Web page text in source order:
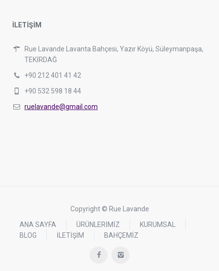
İLETİŞİM
Rue Lavande Lavanta Bahçesi, Yazır Köyü, Süleymanpaşa,
TEKİRDAĞ
+90 212 401 41 42
+90 532 598 18 44
ruelavande@gmail.com
Copyright © Rue Lavande
ANA SAYFA
ÜRÜNLERİMİZ
KURUMSAL
BLOG
İLETİŞİM BAHÇEMİZ